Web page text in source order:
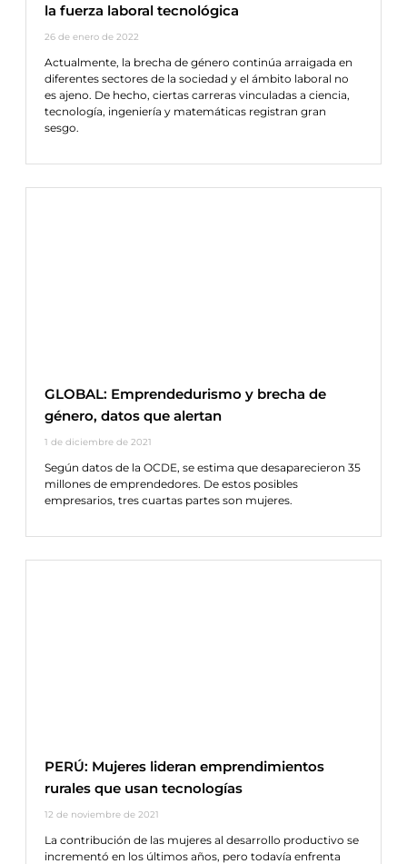
la fuerza laboral tecnológica
26 de enero de 2022
Actualmente, la brecha de género continúa arraigada en
diferentes sectores de la sociedad y el ámbito laboral no
es ajeno. De hecho, ciertas carreras vinculadas a ciencia,
tecnología, ingeniería y matemáticas registran gran
sesgo.
GLOBAL: Emprendedurismo y brecha de
género, datos que alertan
1 de diciembre de 2021
Según datos de la OCDE, se estima que desaparecieron 35
millones de emprendedores. De estos posibles
empresarios, tres cuartas partes son mujeres.
PERÚ: Mujeres lideran emprendimientos
rurales que usan tecnologías
12 de noviembre de 2021
La contribución de las mujeres al desarrollo productivo se
incrementó en los últimos años, pero todavía enfrenta